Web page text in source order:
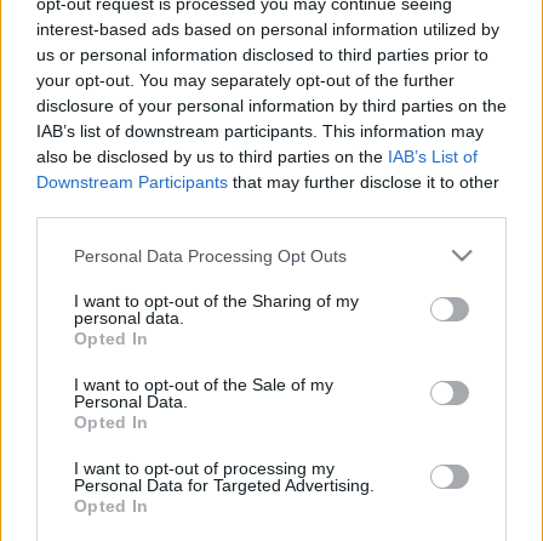
opt-out request is processed you may continue seeing
interest-based ads based on personal information utilized by
us or personal information disclosed to third parties prior to
your opt-out. You may separately opt-out of the further
disclosure of your personal information by third parties on the
IAB’s list of downstream participants. This information may
also be disclosed by us to third parties on the IAB’s List of
Downstream Participants that may further disclose it to other
Please note that this website/app uses one or more Google
not limited to your visit or usage behaviour. You may click to
grant or deny consent to Google and its third-party tags to
use your data for below specified purposes in below Google
consent section.
Personal Data Processing Opt Outs
I want to opt-out of the Sharing of my
personal data.
Opted In
I want to opt-out of the Sale of my
Personal Data.
Opted In
I want to opt-out of processing my
Personal Data for Targeted Advertising.
Opted In
ügyelnek a részletekre. Ugyanakkor a tipikus
kardassziai idegengyűlölő, arrogáns és paranoiás.
Számos más sci-fi univerzumban a…